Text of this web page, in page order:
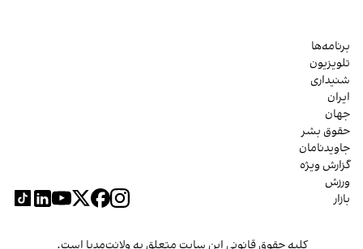
برنامه‌ها
تلویزیون
شنیداری
ایران
جهان
حقوق بشر
جاویدنامان
گزارش ویژه
ورزش
بازار
کلیه حقوق قانونی این سایت متعلق به ولانت‌مدیا است.